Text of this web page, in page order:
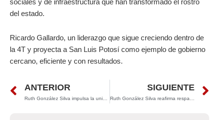
sociales y de infraestructura que han transformado el rostro
del estado.
Ricardo Gallardo, un liderazgo que sigue creciendo dentro de
la 4T y proyecta a San Luis Potosí como ejemplo de gobierno
cercano, eficiente y con resultados.
Prev
ANTERIOR
Ruth González Silva impulsa la unidad del Partido Verde en Santa María del Río y reafirma su compromiso con un San Luis Potosí más fuerte
SIGUIENTE
Ruth González Silva reafirma respaldo a Sheinbaum